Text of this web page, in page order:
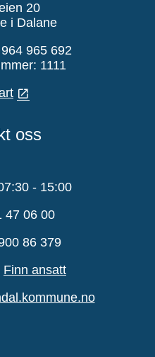
20
i Dalane
965 692
1111
oss
- 15:00
47 06 00
86 379
Finn ansatt